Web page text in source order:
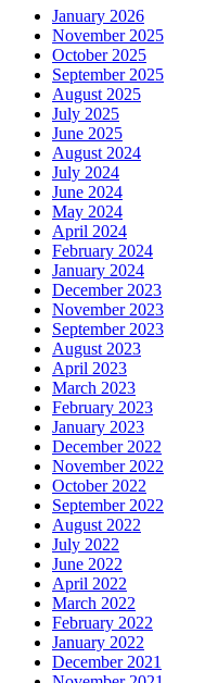
January 2026
November 2025
October 2025
September 2025
August 2025
July 2025
June 2025
August 2024
July 2024
June 2024
May 2024
April 2024
February 2024
January 2024
December 2023
November 2023
September 2023
August 2023
April 2023
March 2023
February 2023
January 2023
December 2022
November 2022
October 2022
September 2022
August 2022
July 2022
June 2022
April 2022
March 2022
February 2022
January 2022
December 2021